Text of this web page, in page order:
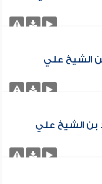
الشيخ علي
بن الشيخ علي